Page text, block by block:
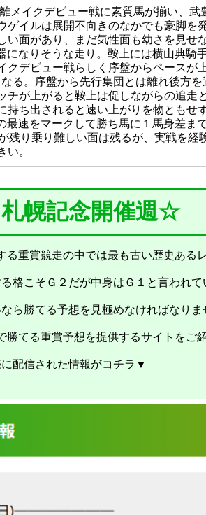
イクデビュー戦に素質馬が揃い、武
ゲイルは展開不向きのなかでも豪脚を
い面があり、まだ気性面も幼さを見せ
になりそうな走り。鞍上には横山典騎
クデビュー戦らしく序盤からペースが
る。序盤から先行集団とは離れ後方
チが上がると鞍上は促しながらの追走
持ち出されると速い上がりを物ともせ
最速をマークして勝ち馬に１馬身差ま
残り乗り難しい面は残るが、実戦を経
い。
幌記念開催週☆
重賞競走の中では最も古い歴史ある
格こそＧ２だが中身はＧ１と言われて
ら勝てる予想を見極めなければなりま
勝てる重賞予想を提供するサイトをご紹
配信された情報がコチラ▼